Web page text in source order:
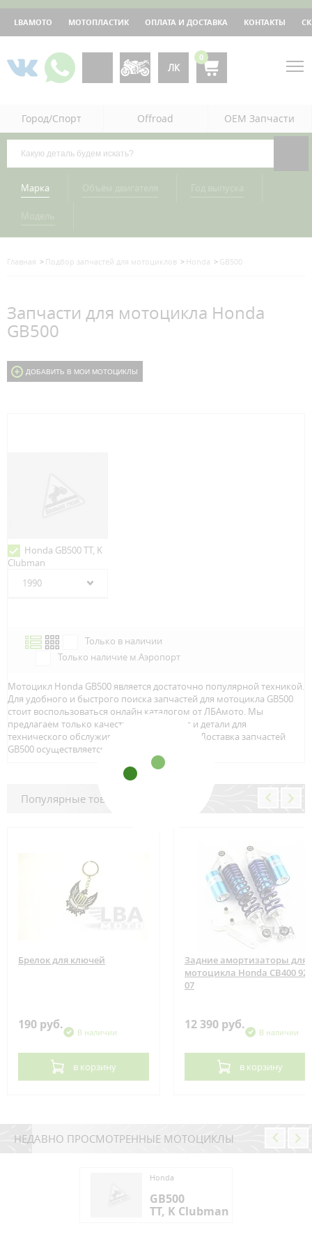
LBAMOTO МОТОПЛАСТИК ОПЛАТА И ДОСТАВКА КОНТАКТЫ
ЛК
0
Город/Спорт Offroad OEM Запчасти
Марка
Главная Подбор запчастей для мотоциклов Honda GB500
Запчасти для мотоцикла Honda
GB500
ДОБАВИТЬ В МОИ МОТОЦИКЛЫ
Honda GB500 TT, K
Clubman
1990
Только в наличии
Только наличие м.Аэропорт
Мотоцикл Honda GB500 является достаточно популярной техникой.
Для удобного и быстрого поиска запчастей для мотоцикла GB500
стоит воспользоваться онлайн каталогом от ЛБАмото. Мы
предлагаем только качественный тюнинг и детали для
технического обслуживание вашего байка. Доставка запчастей
GB500 осуществляется по всей Росcии.
Популярные товары
Брелок для ключей
190 руб.
В наличии
в корзину
Задние амортизаторы для
мотоцикла Honda CB400 92-
07
12 390 руб.
В наличии
в корзину
НЕДАВНО ПРОСМОТРЕННЫЕ МОТОЦИКЛЫ
Honda
GB500
TT, K Clubman